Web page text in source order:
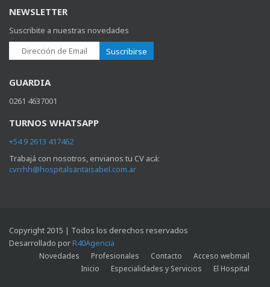
NEWSLETTER
Suscribite a nuestras novedades
Suscribirse
GUARDIA
0261 4637001
TURNOS WHATSAPP
+54 9 2613 417462
Trabajá con nosotros, envianos tu CV acá:
cvrrhh@hospitalsantaisabel.com.ar
Copyright 2015 | Todos los derechos reservados
Desarrollado porR40Agencia
Acceso webmail
Contacto
Profesionales
Novedades
El Hospital
Especialidades y Servicios
Inicio